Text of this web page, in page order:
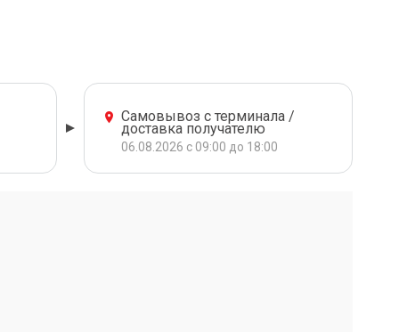
Самовывоз с терминала /
доставка получателю
06.08.2026 с 09:00 до 18:00